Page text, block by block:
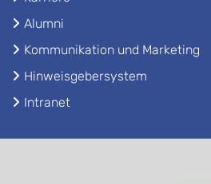
Alumni
Kommunikation und Marketing
Hinweisgebersystem
Intranet